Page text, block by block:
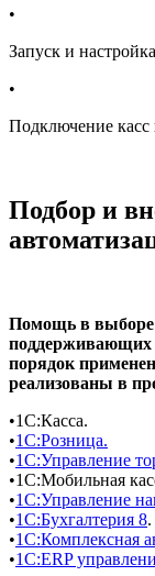
•
Запуск и
•
Подключение
Подбор и
Помощь в выборе
поддерживающих
порядок
реализованы в
•1С:Касса.
•1С:Розница.
•1С:Управление
•1С:Мобильная
•1С:Управление
•1С:Бухгалтерия 8.
•1С:Комплексная
•1С:ERP